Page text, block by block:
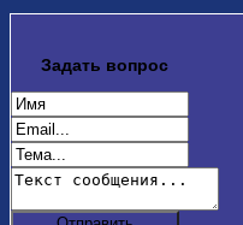
Задать вопрос